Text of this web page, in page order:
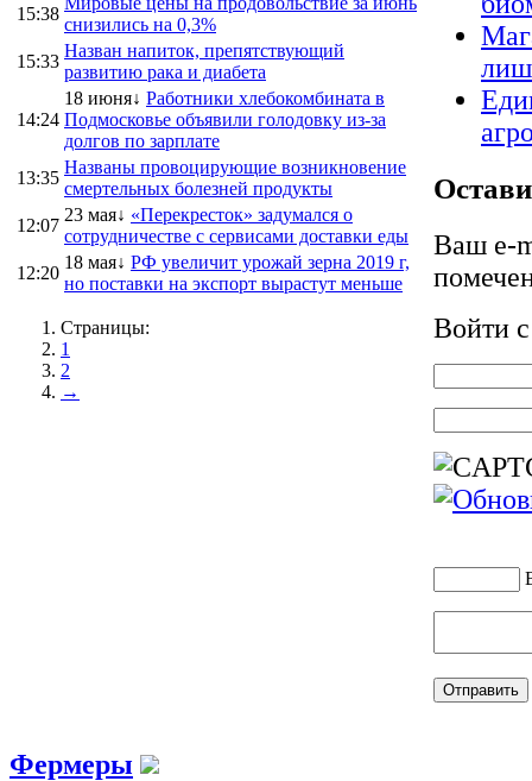
15:38
снизились на 0,3%
15:33
Назван напиток, препятствующий
развитию рака и диабета
14:24
18 июня↓ Работники хлебокомбината в
Подмосковье объявили голодовку из-за
долгов по зарплате
13:35
Названы провоцирующие возникновение
смертельных болезней продукты
12:07
23 мая↓ «Перекресток» задумался о
сотрудничестве с сервисами доставки еды
12:20
18 мая↓ РФ увеличит урожай зерна 2019 г,
но поставки на экспорт вырастут меньше
Страницы:
1
2
→
Ваш e-
Войти
Фермеры